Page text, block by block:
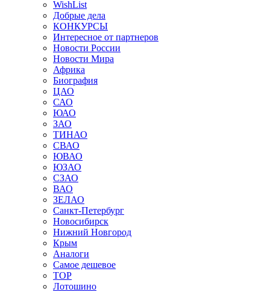
WishList
Добрые дела
КОНКУРСЫ
Интересное от партнеров
Новости России
Новости Мира
Африка
Биография
ЦАО
САО
ЮАО
ЗАО
ТИНАО
СВАО
ЮВАО
ЮЗАО
СЗАО
ВАО
ЗЕЛАО
Санкт-Петербург
Новосибирск
Нижний Новгород
Крым
Аналоги
Самое дешевое
TOP
Лотошино